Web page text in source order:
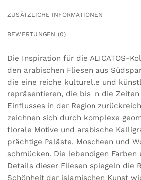
ZUSÄTZLICHE INFORMATIONEN
BEWERTUNGEN (0)
Die Inspiration für die ALICATOS-
den arabischen Fliesen aus
die eine reiche kulturelle und
repräsentieren, die bis in die
Einflusses in der Region
zeichnen sich durch komplexe
florale Motive und arabische
prächtige Paläste, Moscheen und
schmücken. Die lebendigen Farben
Details dieser Fliesen spiegeln die
Schönheit der islamischen Kunst